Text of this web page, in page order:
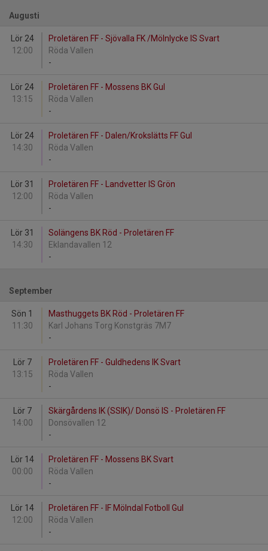
Augusti
Lör 24
12:00
Proletären FF - Sjövalla FK /Mölnlycke IS Svart
Röda Vallen
-
Lör 24
13:15
Proletären FF - Mossens BK Gul
Röda Vallen
-
Lör 24
14:30
Proletären FF - Dalen/Krokslätts FF Gul
Röda Vallen
-
Lör 31
12:00
Proletären FF - Landvetter IS Grön
Röda Vallen
-
Lör 31
14:30
Solängens BK Röd - Proletären FF
Eklandavallen 12
-
September
Sön 1
11:30
Masthuggets BK Röd - Proletären FF
Karl Johans Torg Konstgräs 7M7
-
Lör 7
13:15
Proletären FF - Guldhedens IK Svart
Röda Vallen
-
Lör 7
14:00
Skärgårdens IK (SSIK)/ Donsö IS - Proletären FF
Donsövallen 12
-
Lör 14
00:00
Proletären FF - Mossens BK Svart
Röda Vallen
-
Lör 14
12:00
Proletären FF - IF Mölndal Fotboll Gul
Röda Vallen
-